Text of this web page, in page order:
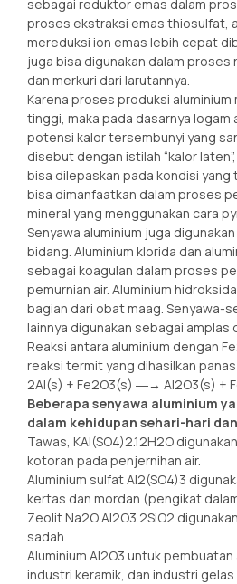
sebagai reduktor emas dalam
proses ekstraksi emas thiosulfat,
mereduksi ion emas lebih cepat
juga bisa digunakan dalam proses
dan merkuri dari larutannya.
Karena proses produksi aluminium
tinggi, maka pada dasarnya logam
potensi kalor tersembunyi yang
disebut dengan istilah “kalor
bisa dilepaskan pada kondisi yang
bisa dimanfaatkan dalam proses
mineral yang menggunakan cara
Senyawa aluminium juga
bidang. Aluminium klorida dan
sebagai koagulan dalam proses
pemurnian air. Aluminium
bagian dari obat maag. Senyawa-
lainnya digunakan sebagai amplas
Reaksi antara aluminium dengan
reaksi termit yang dihasilkan
2Al(s) + Fe2O3(s) ―→ Al2O3(s) +
Beberapa senyawa aluminium
dalam kehidupan sehari-hari
Tawas, KAl(SO4)2.12H2O
kotoran pada penjernihan air.
Aluminium sulfat Al2(SO4)3
kertas dan mordan (pengikat
Zeolit Na2O Al2O3.2SiO2
sadah.
Aluminium Al2O3 untuk pembuatan
industri keramik, dan industri gelas.